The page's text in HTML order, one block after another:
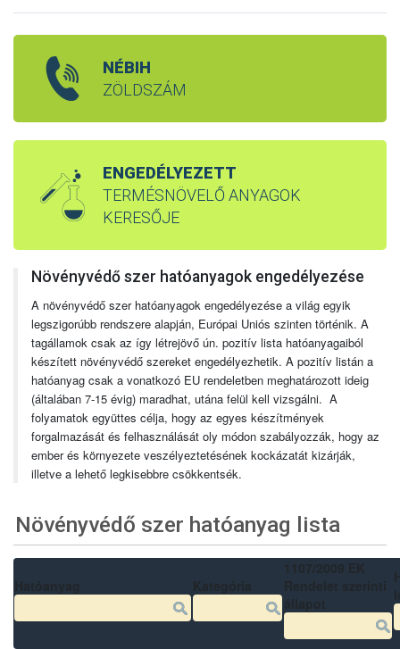
NÉBIH
ZÖLDSZÁM
ENGEDÉLYEZETT
TERMÉSNÖVELŐ ANYAGOK
KERESŐJE
Növényvédő szer hatóanyagok engedélyezése
A növényvédő szer hatóanyagok engedélyezése a világ egyik
legszigorúbb rendszere alapján, Európai Uniós szinten történik. A
tagállamok csak az így létrejövő ún. pozitív lista hatóanyagaiból
készített növényvédő szereket engedélyezhetik. A pozitív listán a
hatóanyag csak a vonatkozó EU rendeletben meghatározott ideig
(általában 7-15 évig) maradhat, utána felül kell vizsgálni. A
folyamatok együttes célja, hogy az egyes készítmények
forgalmazását és felhasználását oly módon szabályozzák, hogy az
ember és környezete veszélyeztetésének kockázatát kizárják,
illetve a lehető legkisebbre csökkentsék.
Növényvédő szer hatóanyag lista